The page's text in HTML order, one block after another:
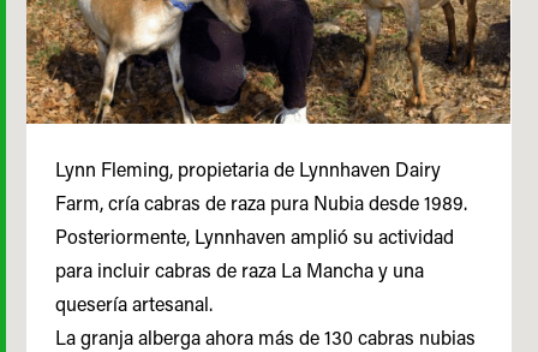
Lynn Fleming, propietaria de Lynnhaven Dairy
Farm, cría cabras de raza pura Nubia desde 1989.
Posteriormente, Lynnhaven amplió su actividad
para incluir cabras de raza La Mancha y una
quesería artesanal.
La granja alberga ahora más de 130 cabras nubias